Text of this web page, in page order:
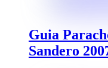
Guia
Sandero